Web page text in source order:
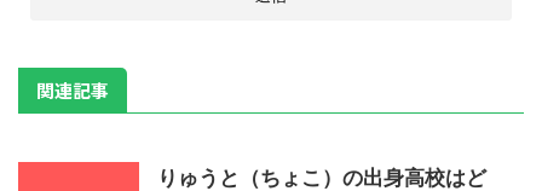
関連記事
りゅうと（ちょこ）の出身高校はど